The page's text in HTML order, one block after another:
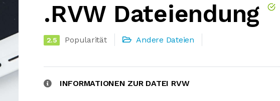
.RVW Dateiendung
2.5 Popularität Andere Dateien
INFORMATIONEN ZUR DATEI RVW